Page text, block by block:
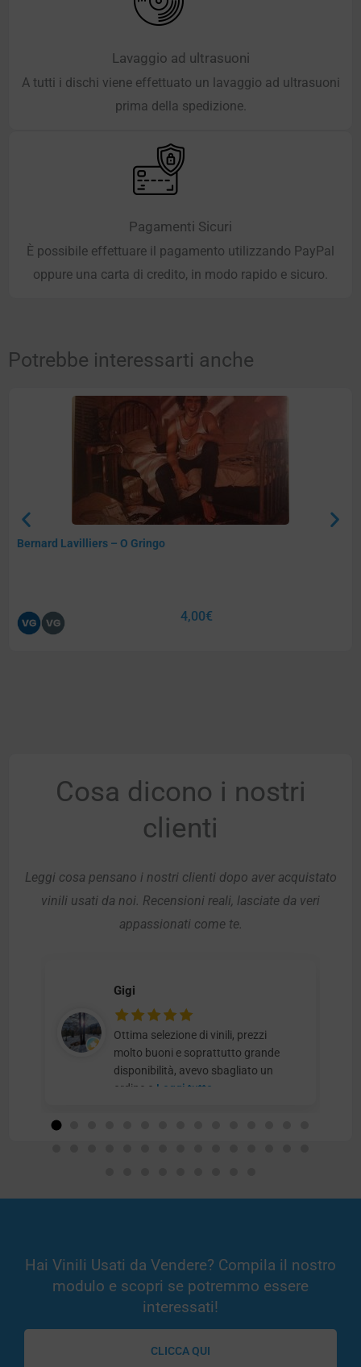
Lavaggio ad ultrasuoni
A tutti i dischi viene effettuato un lavaggio ad ultrasuoni
prima della spedizione.
Pagamenti Sicuri
È possibile effettuare il pagamento utilizzando PayPal
oppure una carta di credito, in modo rapido e sicuro.
Potrebbe interessarti anche
Bernard Lavilliers – O Gringo
4,00€
Cosa dicono i nostri
clienti
Leggi cosa pensano i nostri clienti dopo aver acquistato
vinili usati da noi. Recensioni reali, lasciate da veri
appassionati come te.
Gigi
Ottima selezione di vinili, prezzi
molto buoni e soprattutto grande
disponibilità, avevo sbagliato un
ordine e Leggi tutto
Hai Vinili Usati da Vendere? Compila il nostro
modulo e scopri se potremmo essere
interessati!
CLICCA QUI